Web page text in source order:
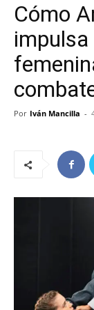
Cómo
Por Iván Mancilla -